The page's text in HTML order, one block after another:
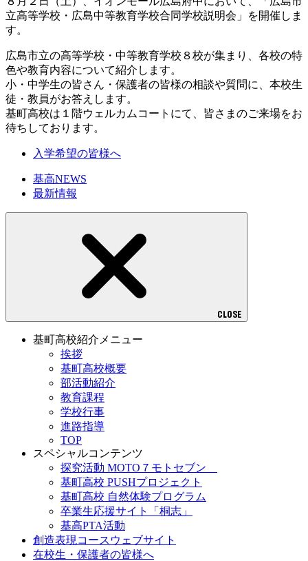
立高等学校・広島中等教育学校合同学校説明会」を開催しま
す。
広島市立の高等学校・中等教育学校８校が集まり、各校の特
色や教育内容について紹介します。
小・中学生の皆さん・保護者の皆様の相談や質問に、本校生
徒・教員がお答えします。
基町高校は１階ウェルカムコートにて、皆さまのご来場をお
待ちしております。
入学希望の皆様へ
基高NEWS
最新情報
CLOSE
基町高校紹介メニュー
挨拶
基町高校概要
部活動紹介
教育課程
学校行事
進路指導
TOP
スペシャルコンテンツ
探究活動 MOTO７モトセブン
基町高校 PUSHプロジェクト
基町高校 自然体験プログラム
卒業生応援サイト「桐志」
基高PTA活動
創造表現コースウェブサイト
在校生・保護者の皆様へ